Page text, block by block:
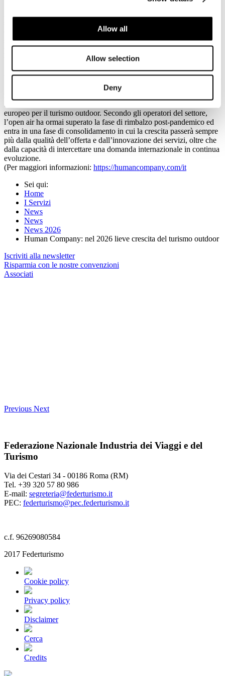
Allow all
Allow selection
Deny
fattori che influenzano la domanda emergono le incertezze
e ai costi energetici. Anche il cambiamento climatico incide sulle
scelte di viaggio, favorendo una redistribuzione delle vacanze verso
periodi meno caldi dell’anno. Parallelamente, il comparto registra
una progressiva qualificazione dell’offerta, con strutture che
integrano servizi e standard sempre più vicini all’hotellerie di fascia
medio-alta. Guardando al contesto europeo, nel 2025 i pernottamenti
nei campeggi e villaggi turistici dell’UE hanno raggiunto quota 413
milioni, con Francia, Italia e Spagna ai primi posti per volumi. Con
54,1 milioni di presenze, l’Italia si conferma secondo mercato
europeo per il turismo outdoor. Secondo gli operatori del settore,
l’open air ha ormai superato la fase di rimbalzo post-pandemico ed
entra in una fase di consolidamento in cui la crescita passerà sempre
più dalla qualità dell’offerta e dall’innovazione dei servizi, oltre che
dalla capacità di intercettare una domanda internazionale in continua
evoluzione.
(Per maggiori informazioni: https://humancompany.com/it
Sei qui:
Home
I Servizi
News
News
News 2026
Human Company: nel 2026 lieve crescita del turismo outdoor
Iscriviti alla newsletter
Risparmia con le nostre convenzioni
Associati
Previous Next
Federazione Nazionale Industria dei Viaggi e del
Turismo
Via dei Cestari 34 - 00186 Roma (RM)
Tel. +39 320 57 80 986
E-mail: segreteria@federturismo.it
PEC: federturismo@pec.federturismo.it
c.f. 96269080584
2017 Federturismo
Cookie policy
Privacy policy
Disclaimer
Cerca
Credits